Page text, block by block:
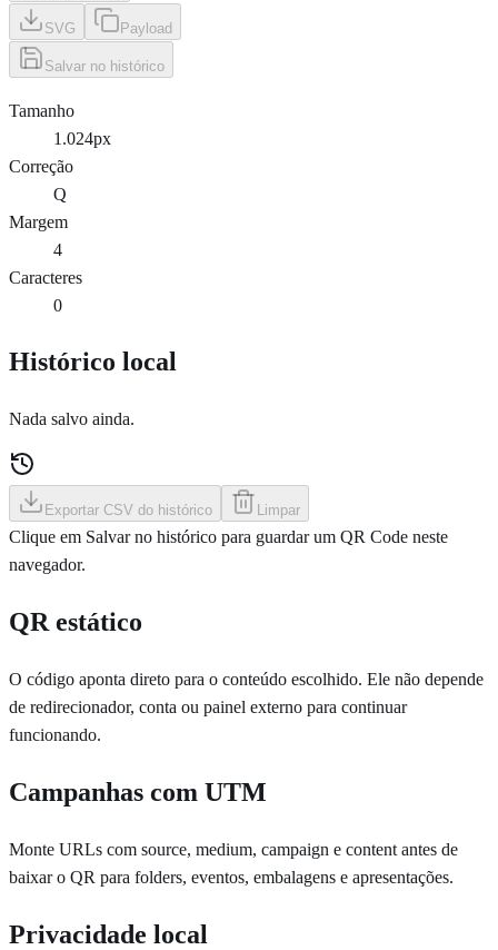
SVG Payload
Salvar no histórico
Tamanho
1.024px
Correção
Q
Margem
4
Caracteres
0
Histórico local
Nada salvo ainda.
Exportar CSV do histórico Limpar
Clique em Salvar no histórico para guardar um QR Code neste
navegador.
QR estático
O código aponta direto para o conteúdo escolhido. Ele não depende
de redirecionador, conta ou painel externo para continuar
funcionando.
Campanhas com UTM
Monte URLs com source, medium, campaign e content antes de
baixar o QR para folders, eventos, embalagens e apresentações.
Privacidade local